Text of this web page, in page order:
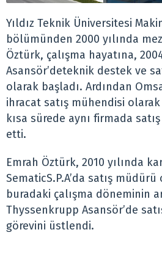
Yıldız Teknik Üniversitesi
bölümünden 2000 yılında
Öztürk, çalışma hayatına,
Asansör’deteknik destek ve
olarak başladı. Ardından
ihracat satış mühendisi
kısa sürede aynı firmada
etti.
Emrah Öztürk, 2010 yılında
SematicS.P.A’da satış
buradaki çalışma döneminin
Thyssenkrupp Asansör’de
görevini üstlendi.